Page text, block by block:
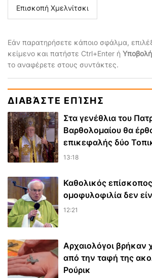
Επισκοπή Χμελνίτσκι
Εάν παρατηρήσετε κάποιο σφάλμα,
κείμενο και πατήστε Ctrl+Enter ή Υποβολή
το αναφέρετε στους συντάκτες.
ΔΙΑΒΆΣΤΕ ΕΠΊΣΗΣ
Στα γενέθλια του
Βαρθολομαίου θα
επικεφαλής δύο
13:18
Καθολικός
ομοφυλοφιλία δεν
12:21
Αρχαιολόγοι βρήκαν
από την ταφή της
Ρούρικ